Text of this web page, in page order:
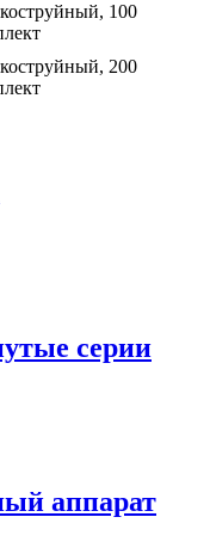
100
200
серии
аппарат